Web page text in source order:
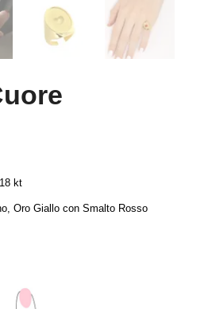
kt
Oro Giallo con Smalto Rosso